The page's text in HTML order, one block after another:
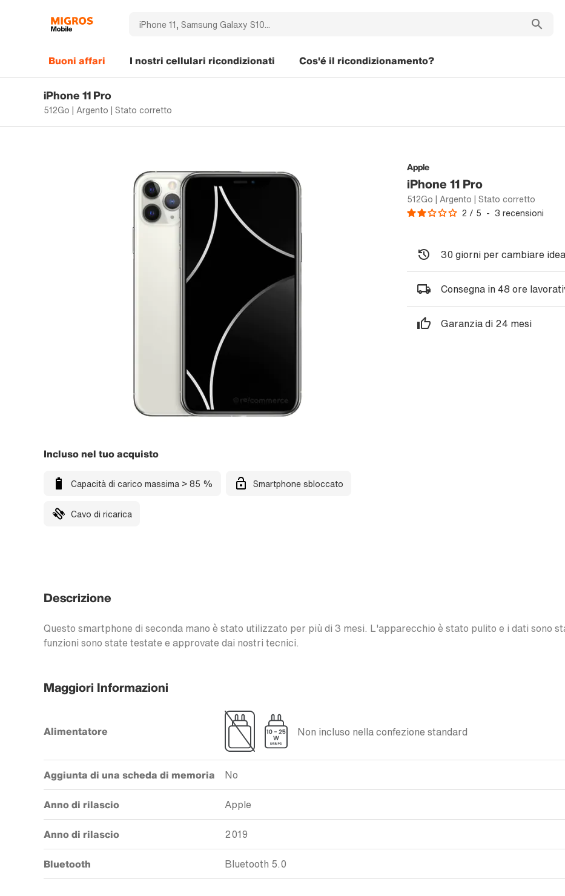
Buoni affari I nostri cellulari ricondizionati Cos'é il ricondizionamento?
iPhone 11 Pro
512Go | Argento | Stato corretto
Apple
iPhone 11 Pro
512Go | Argento | Stato corretto
2 / 5 - 3 recensioni
Incluso nel tuo acquisto
Capacità di carico massima > 85 % Smartphone sbloccato
Cavo di ricarica
30 giorni per cambiare idea
Consegna in 48 ore
Garanzia di 24 mesi
Descrizione
Questo smartphone di seconda mano è stato utilizzato per più di 3 mesi. L'apparecchio è stato pulito e i dati sono
funzioni sono state testate e approvate dai nostri tecnici.
Maggiori Informazioni
Alimentatore Non incluso nella confezione standard
Aggiunta di una scheda di memoria No
Anno di rilascio Apple
Anno di rilascio 2019
Bluetooth Bluetooth 5.0